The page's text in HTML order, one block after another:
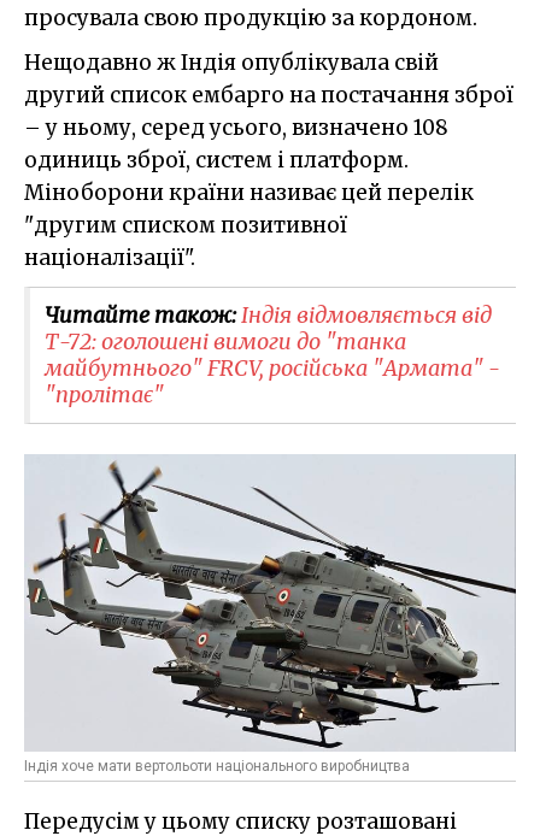
просувала свою продукцію за кордоном.
Нещодавно ж Індія опублікувала свій
другий список ембарго на постачання зброї
– у ньому, серед усього, визначено 108
одиниць зброї, систем і платформ.
Міноборони країни називає цей перелік
"другим списком позитивної
націоналізації".
Читайте також:Індія відмовляється від
Т-72: оголошені вимоги до "танка
майбутнього" FRCV, російська "Армата" -
"пролітає"
Індія хоче мати вертольоти національного виробництва
Передусім у цьому списку розташовані